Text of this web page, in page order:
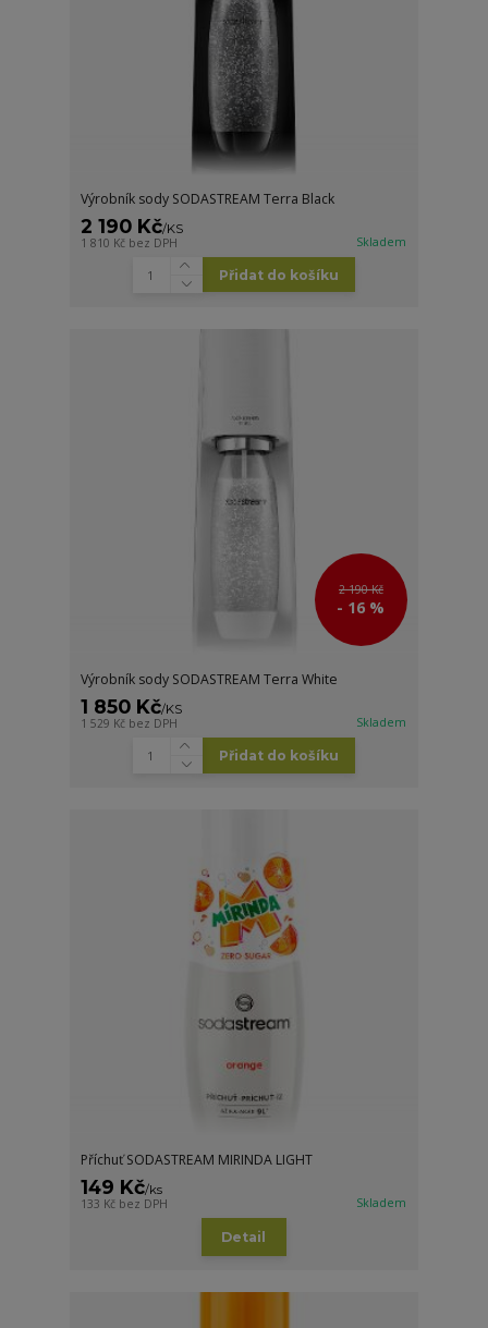
Výrobník sody SODASTREAM Terra Black
2 190 Kč/KS
1 810 Kč bez DPH Skladem
Přidat do košíku
2 190 Kč
- 16 %
Výrobník sody SODASTREAM Terra White
1 850 Kč/KS
1 529 Kč bez DPH Skladem
Přidat do košíku
Příchuť SODASTREAM MIRINDA LIGHT
149 Kč/ks
133 Kč bez DPH Skladem
Detail